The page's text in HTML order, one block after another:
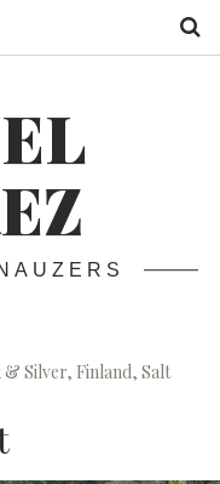
& Silver, Finland, Salt